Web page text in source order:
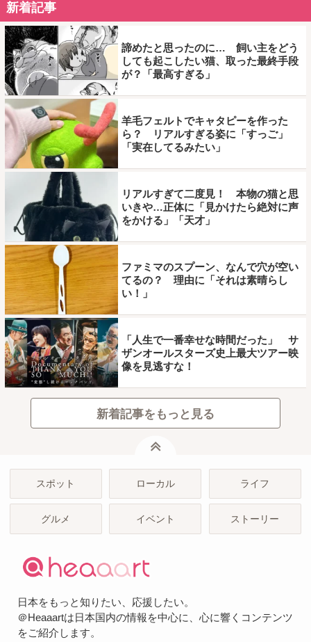
新着記事
諦めたと思ったのに… 飼い主をどう
しても起こしたい猫、取った最終手段
が？「最高すぎる」
羊毛フェルトでキャタピーを作った
ら？ リアルすぎる姿に「すっご」
「実在してるみたい」
リアルすぎて二度見！ 本物の猫と思
いきや…正体に「見かけたら絶対に声
をかける」「天才」
ファミマのスプーン、なんで穴が空い
てるの？ 理由に「それは素晴らし
い！」
「人生で一番幸せな時間だった」 サ
ザンオールスターズ史上最大ツアー映
像を見逃すな！
新着記事をもっと見る
スポット ローカル ライフ
グルメ イベント ストーリー
日本をもっと知りたい、応援したい。
＠Heaaartは日本国内の情報を中心に、心に響くコンテンツ
をご紹介します。